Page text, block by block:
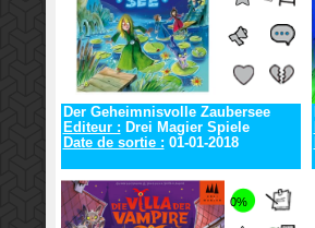
Der Geheimnisvolle Zaubersee
Editeur : Drei Magier Spiele
Date de sortie : 01-01-2018
0%